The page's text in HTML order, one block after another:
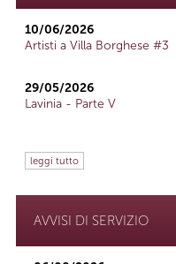
10/06/2026
Artisti a Villa Borghese #3
29/05/2026
Lavinia - Parte V
leggi tutto
AVVISI DI SERVIZIO